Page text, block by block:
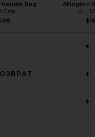
Bag
Gaia
Allington